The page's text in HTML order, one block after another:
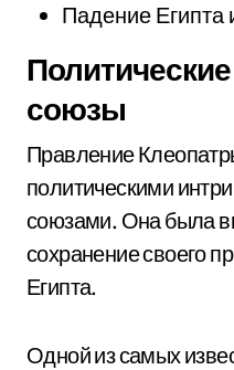
Падение Египта
союзы
Правление
политическими
союзами. Она была
сохранение своего
Египта.
Одной из самых